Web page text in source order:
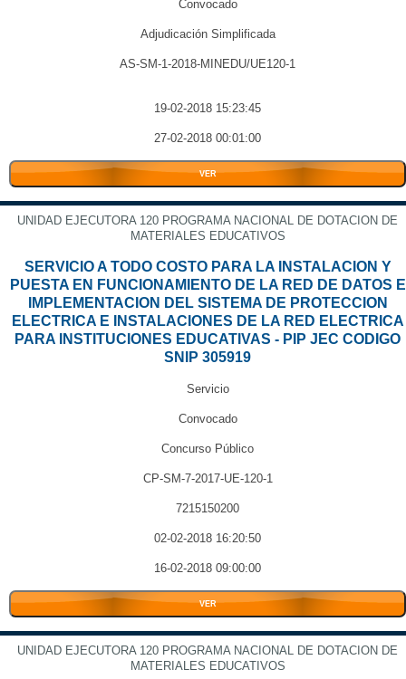
Convocado
Adjudicación Simplificada
AS-SM-1-2018-MINEDU/UE120-1
19-02-2018 15:23:45
27-02-2018 00:01:00
VER
UNIDAD EJECUTORA 120 PROGRAMA NACIONAL DE DOTACION DE
MATERIALES EDUCATIVOS
SERVICIO A TODO COSTO PARA LA INSTALACION Y
PUESTA EN FUNCIONAMIENTO DE LA RED DE DATOS E
IMPLEMENTACION DEL SISTEMA DE PROTECCION
ELECTRICA E INSTALACIONES DE LA RED ELECTRICA
PARA INSTITUCIONES EDUCATIVAS - PIP JEC CODIGO
SNIP 305919
Servicio
Convocado
Concurso Público
CP-SM-7-2017-UE-120-1
7215150200
02-02-2018 16:20:50
16-02-2018 09:00:00
VER
UNIDAD EJECUTORA 120 PROGRAMA NACIONAL DE DOTACION DE
MATERIALES EDUCATIVOS